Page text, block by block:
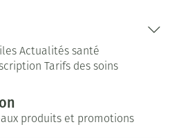
Actualités santé
Tarifs des soins
produits et promotions